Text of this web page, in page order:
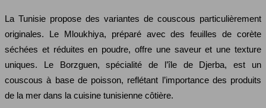
La Tunisie propose des variantes de couscous particulièrement
originales. Le Mloukhiya, préparé avec des feuilles de corète
séchées et réduites en poudre, offre une saveur et une texture
uniques. Le Borzguen, spécialité de l’île de Djerba, est un
couscous à base de poisson, reflétant l’importance des produits
de la mer dans la cuisine tunisienne côtière.